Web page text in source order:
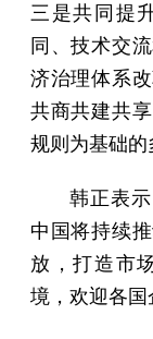
三是共同提
同、技术交
济治理体系
共商共建共
规则为基础的
韩正表
中国将持续
放，打造市
境，欢迎各国